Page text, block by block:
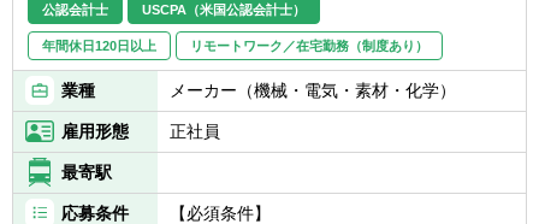
現場に入り込み、実行まで担うハンズオン型
のポジションです。
【投資先企業のバリューアップを担う経営企
画ポジション（CFO候補）】
ユニヴィスでは、投資先企業に対し 経営企
ています 。
公認会計士 USCPA（米国公認会計士）
年間休日120日以上 リモートワーク／在宅勤務（制度あり）
業種 メーカー（機械・電気・素材・化学）
雇用形態 正社員
最寄駅
応募条件
【必須条件】